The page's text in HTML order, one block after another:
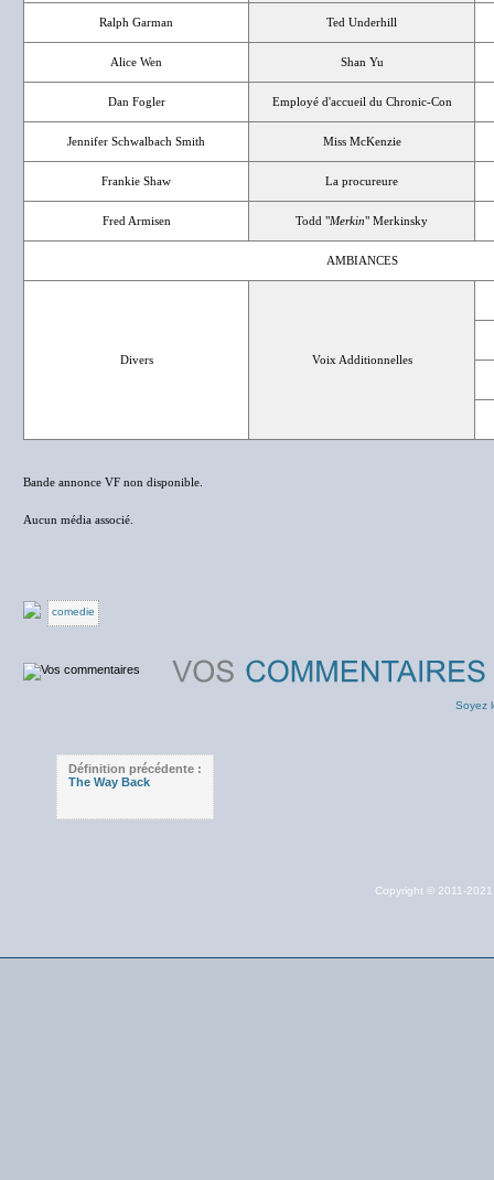
Ralph Garman Ted Underhill
Alice Wen Shan Yu
Dan Fogler Employé d'accueil du Chronic-Con
Jennifer Schwalbach Smith Miss McKenzie
Frankie Shaw La procureure
Fred Armisen Todd "Merkin" Merkinsky
AMBIANCES
Divers Voix Additionnelles
Bande annonce VF non disponible.
Aucun média associé.
comedie
Soyez
Définition précédente :
The Way Back
Copyright © 2011-